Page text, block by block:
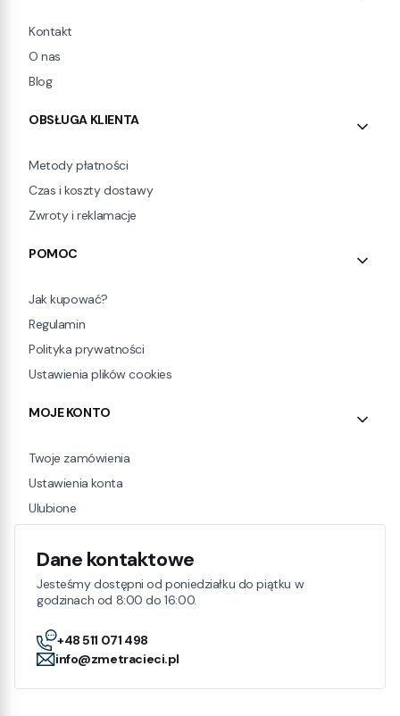
Dane kontaktowe
Jesteśmy dostępni od poniedziałku do piątku w
godzinach od 8:00 do 16:00.
+48 511 071 498
info@zmetracieci.pl
Kontakt
O nas
Blog
OBSŁUGA KLIENTA
Metody płatności
Czas i koszty dostawy
Zwroty i reklamacje
POMOC
Jak kupować?
Regulamin
Polityka prywatności
Ustawienia plików cookies
MOJE KONTO
Twoje zamówienia
Ustawienia konta
Ulubione